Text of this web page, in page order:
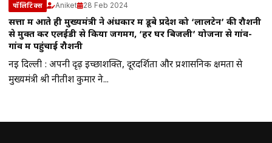
पॉलिटिक्स Aniket 28 Feb 2024
सत्ता में आते ही मुख्यमंत्री ने अंधकार में डूबे प्रदेश को ‘लालटेन’ की रौशनी
से मुक्त कर एलईडी से किया जगमग, ‘हर घर बिजली’ योजना से गांव-
गांव में पहुंचाई रौशनी
नई दिल्ली : अपनी दृढ़ इच्छाशक्ति, दूरदर्शिता और प्रशासनिक क्षमता से
मुख्यमंत्री श्री नीतीश कुमार ने...